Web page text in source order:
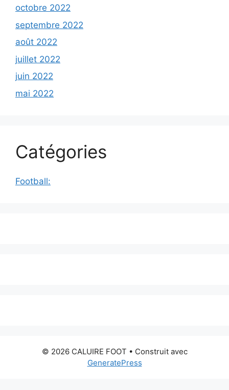
octobre 2022
septembre 2022
août 2022
juillet 2022
juin 2022
mai 2022
Catégories
Football:
© 2026 CALUIRE FOOT • Construit avec
GeneratePress